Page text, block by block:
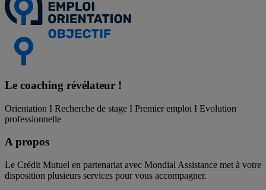
Le coaching révélateur !
Orientation I Recherche de stage I Premier emploi I Evolution
professionnelle
A propos
Le Crédit Mutuel en partenariat avec Mondial Assistance met à votre
disposition plusieurs services pour vous accompagner.